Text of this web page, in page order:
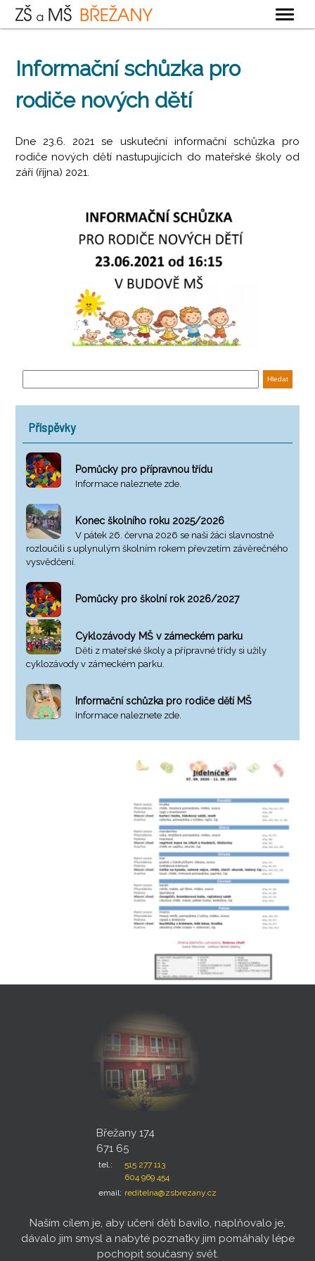
ZÁKLADNÍ ŠKOLA
MATEŘSKÁ ŠKOLA
ŠKOLNÍ JÍDELNA
Informační schůzka pro
rodiče nových dětí
Dne 23.6. 2021 se uskuteční informační schůzka pro
rodiče nových dětí nastupujících do mateřské školy od
září (října) 2021.
Příspěvky
Pomůcky pro přípravnou třídu
Informace naleznete zde.
Konec školního roku 2025/2026
V pátek 26. června 2026 se naši žáci slavnostně
rozloučili s uplynulým školním rokem převzetím závěrečného
vysvědčení.
Pomůcky pro školní rok 2026/2027
Cyklozávody MŠ v zámeckém parku
Děti z mateřské školy a přípravné třídy si užily
cyklozávody v zámeckém parku.
Informační schůzka pro rodiče dětí MŠ
Informace naleznete zde.
Břežany 174
671 65
tel.:
515 277 113
604 969 454
email: reditelna@zsbrezany.cz
Naším cílem je, aby učení děti bavilo, naplňovalo je,
dávalo jim smysl a nabyté poznatky jim pomáhaly lépe
pochopit současný svět.